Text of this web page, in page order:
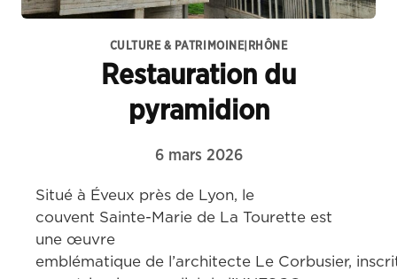
CULTURE & PATRIMOINE| RHÔNE
Restauration du
pyramidion
6 mars 2026
Situé à Éveux près de Lyon, le
couvent Sainte-Marie de La Tourette est
une œuvre
emblématique de l’architecte Le Corbusier,